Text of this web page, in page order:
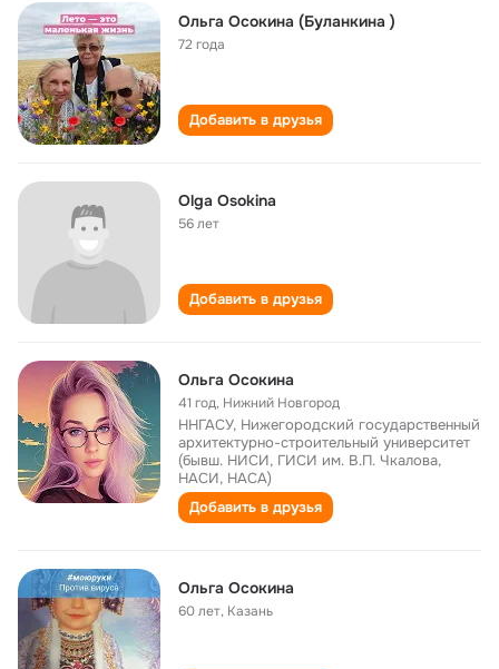
Ольга Осокина (Буланкина )
72 года
Добавить в друзья
Olga Osokina
56 лет
Добавить в друзья
Ольга Осокина
41 год, Нижний Новгород
ННГАСУ, Нижегородский государственный
архитектурно-строительный университет
(бывш. НИСИ, ГИСИ им. В.П. Чкалова,
НАСИ, НАСА)
Добавить в друзья
Ольга Осокина
60 лет, Казань